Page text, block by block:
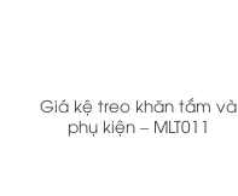
Giá kệ treo khăn tắm và
phụ kiện – MLT011